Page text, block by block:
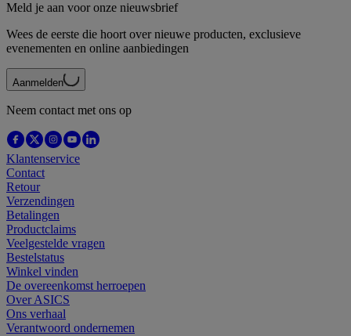
Meld je aan voor onze nieuwsbrief
Wees de eerste die hoort over nieuwe producten, exclusieve
evenementen en online aanbiedingen
Aanmelden
Neem contact met ons op
Klantenservice
Contact
Retour
Verzendingen
Betalingen
Productclaims
Veelgestelde vragen
Bestelstatus
Winkel vinden
De overeenkomst herroepen
Over ASICS
Ons verhaal
Verantwoord ondernemen